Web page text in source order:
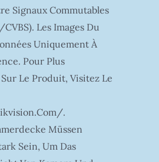
Signaux Commutables
Les Images Du
Uniquement À
Pour Plus
Le Produit, Visitez Le
.
Müssen
Sein, Um Das